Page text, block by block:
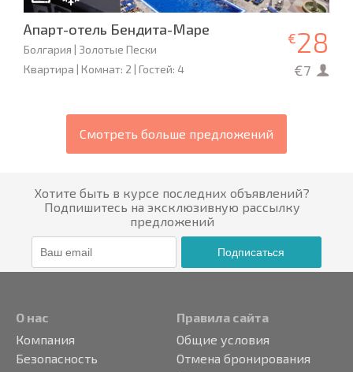
Апарт-отель Бендита-Маре
Болгария | Золотые Пески
Квартира | Комнат: 2 | Гостей: 4
€28
€7
Смотреть больше предложений
Хотите быть в курсе последних объявлений?
Подпишитесь на эксклюзивную рассылку
предложений
Подписаться
О нас
Компания
Безопасность
Правила сайта
Общие условия
Отмена бронирования